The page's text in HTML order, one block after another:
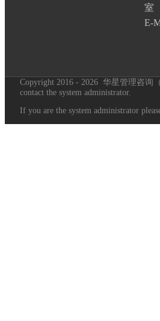
室
E-
Copyright 2016 - 2026 华星管理咨
contact the system administrator.
If you are the system administrator